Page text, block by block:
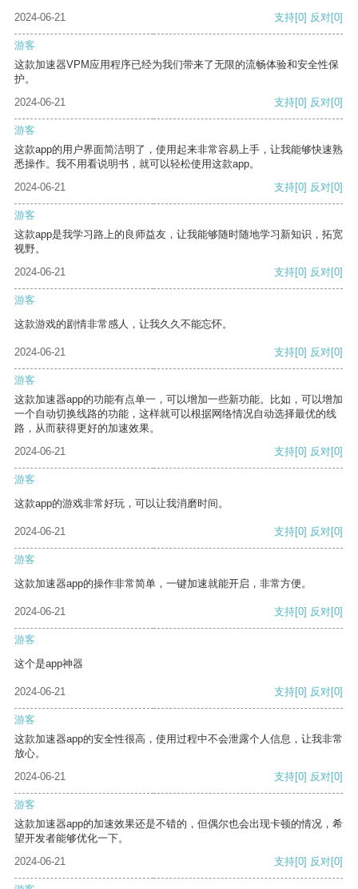
2024-06-21
支持[0] 反对[0]
游客
这款加速器VPM应用程序已经为我们带来了无限的流畅体验和安全性保
护。
2024-06-21
支持[0] 反对[0]
游客
这款app的用户界面简洁明了，使用起来非常容易上手，让我能够快速熟
悉操作。我不用看说明书，就可以轻松使用这款app。
2024-06-21
支持[0] 反对[0]
游客
这款app是我学习路上的良师益友，让我能够随时随地学习新知识，拓宽
视野。
2024-06-21
支持[0] 反对[0]
游客
这款游戏的剧情非常感人，让我久久不能忘怀。
2024-06-21 支持[0] 反对[0]
游客
这款加速器app的功能有点单一，可以增加一些新功能。比如，可以增加
一个自动切换线路的功能，这样就可以根据网络情况自动选择最优的线
路，从而获得更好的加速效果。
2024-06-21
支持[0] 反对[0]
游客
这款app的游戏非常好玩，可以让我消磨时间。
2024-06-21 支持[0] 反对[0]
游客
这款加速器app的操作非常简单，一键加速就能开启，非常方便。
2024-06-21 支持[0] 反对[0]
游客
这个是app神器
2024-06-21 支持[0] 反对[0]
游客
这款加速器app的安全性很高，使用过程中不会泄露个人信息，让我非常
放心。
2024-06-21
支持[0] 反对[0]
游客
这款加速器app的加速效果还是不错的，但偶尔也会出现卡顿的情况，希
望开发者能够优化一下。
2024-06-21
支持[0] 反对[0]